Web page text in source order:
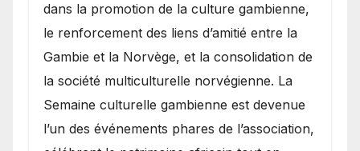
dans la promotion de la culture gambienne,
le renforcement des liens d’amitié entre la
Gambie et la Norvège, et la consolidation de
la société multiculturelle norvégienne. La
Semaine culturelle gambienne est devenue
l’un des événements phares de l’association,